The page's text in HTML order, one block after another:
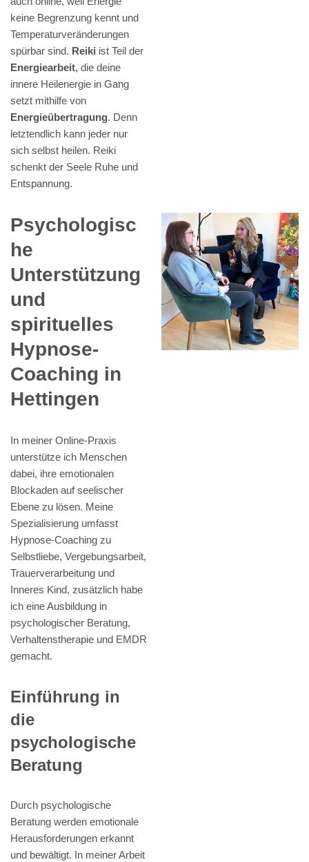
keine Begrenzung kennt und
Temperaturveränderungen
spürbar sind. Reiki ist Teil der
Energiearbeit, die deine
innere Heilenergie in Gang
setzt mithilfe von
Energieübertragung. Denn
letztendlich kann jeder nur
sich selbst heilen. Reiki
schenkt der Seele Ruhe und
Entspannung.
Psychologisc
he
Unterstützung
und
spirituelles
Hypnose-
Coaching in
Hettingen
In meiner Online-Praxis
unterstütze ich Menschen
dabei, ihre emotionalen
Blockaden auf seelischer
Ebene zu lösen. Meine
Spezialisierung umfasst
Hypnose-Coaching zu
Selbstliebe, Vergebungsarbeit,
Trauerverarbeitung und
Inneres Kind, zusätzlich habe
ich eine Ausbildung in
psychologischer Beratung,
Verhaltenstherapie und EMDR
gemacht.
Einführung in
die
psychologische
Beratung
Durch psychologische
Beratung werden emotionale
Herausforderungen erkannt
und bewältigt. In meiner Arbeit